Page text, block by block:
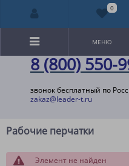
8 (800) 550-
звонок бесплатный по
zakaz@leader-t.ru
МЕНЮ
Рабочие перчатки
Элемент не найден
0